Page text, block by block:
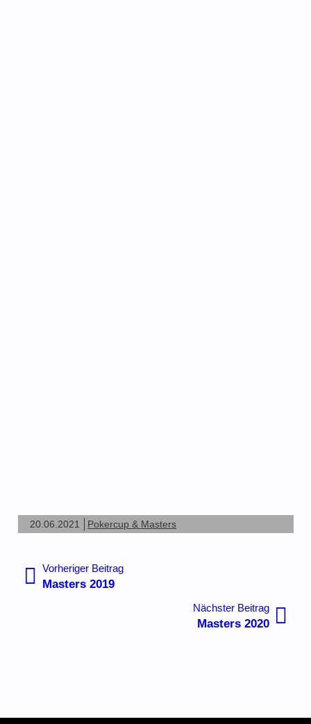
20.06.2021 Pokercup & Masters
Beitragsnavigation
Vorheriger BeitragVorheriger
Masters 2019
Nächster Beitrag
Beitrag:
Masters 2020